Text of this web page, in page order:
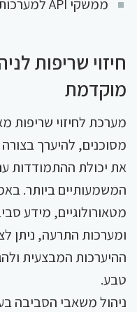
ממשקי API למערכות חיצוניות
חיזוי שריפות
מוקדמת
מערכת לחיזוי שריפות
מסוכנים, להיערך
את יכולת ההתמודדות
המשמעותיים ביותר.
מטאורולוגיים, מידע
ומערכות התרעה, ניתן
ההיערכות המבצעית
טבע.
ניהול משאבי הסביבה